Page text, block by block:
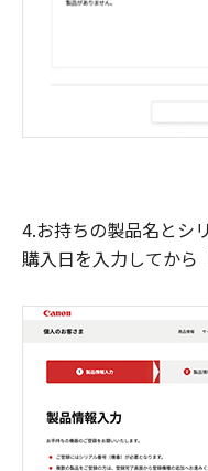
4.お持ちの製品名とシ
購入日を入力してから